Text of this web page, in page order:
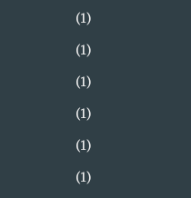
1
1
1
1
1
1